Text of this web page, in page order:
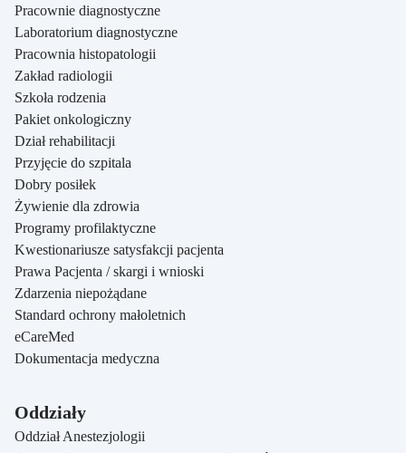
Pracownie diagnostyczne
Laboratorium diagnostyczne
Pracownia histopatologii
Zakład radiologii
Szkoła rodzenia
Pakiet onkologiczny
Dział rehabilitacji
Przyjęcie do szpitala
Dobry posiłek
Żywienie dla zdrowia
Programy profilaktyczne
Kwestionariusze satysfakcji pacjenta
Prawa Pacjenta / skargi i wnioski
Zdarzenia niepożądane
Standard ochrony małoletnich
eCareMed
Dokumentacja medyczna
Oddziały
Oddział Anestezjologii